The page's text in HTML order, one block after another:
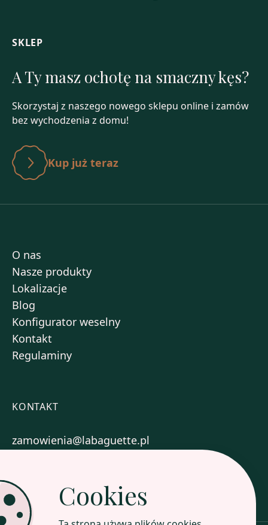
Cookies
SKLEP
A Ty masz ochotę na smaczny kęs?
Skorzystaj z naszego nowego sklepu online i zamów
bez wychodzenia z domu!
Kup już teraz
O nas
Nasze produkty
Lokalizacje
Blog
Konfigurator weselny
Kontakt
Regulaminy
KONTAKT
zamowienia@labaguette.pl
Zobacz nasze sklepy